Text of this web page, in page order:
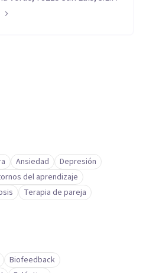
Ansiedad
Depresión
del aprendizaje
Terapia de pareja
Biofeedback